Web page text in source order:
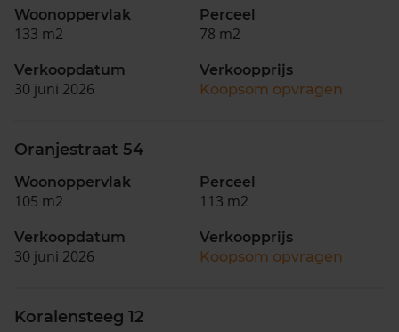
Woonoppervlak
133 m2
Perceel
78 m2
Verkoopdatum
30 juni 2026
Verkoopprijs
Koopsom opvragen
Oranjestraat 54
Woonoppervlak
105 m2
Perceel
113 m2
Verkoopdatum
30 juni 2026
Verkoopprijs
Koopsom opvragen
Koralensteeg 12